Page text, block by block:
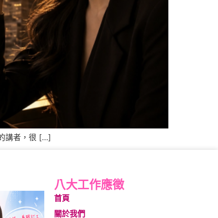
講者，很 […]
八大工作應徵
首頁
關於我們